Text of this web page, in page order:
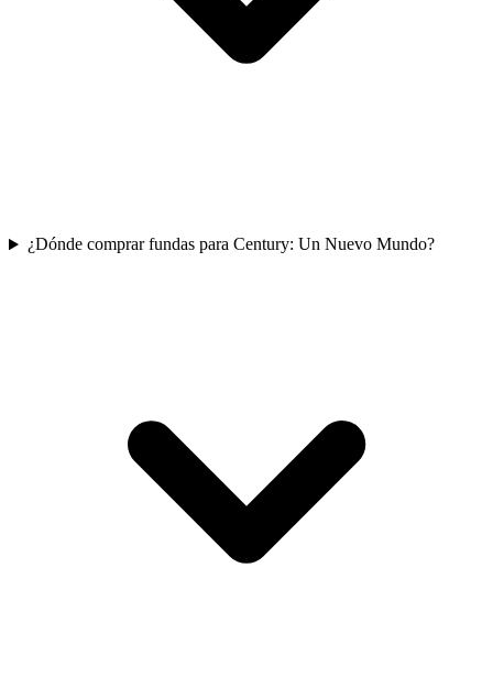
¿Dónde comprar fundas para Century: Un Nuevo Mundo?